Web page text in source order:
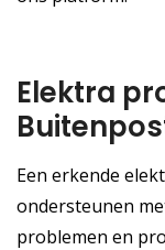
Elektra
Een erkende
ondersteunen
problemen en